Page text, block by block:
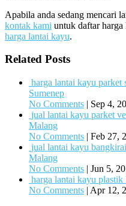
Apabila anda sedang mencari
kontak kami untuk daftar
harga lantai kayu.
Related Posts
harga lantai kayu
Sumenep
No Comments | Sep 4,
jual lantai kayu parket
Malang
No Comments | Feb 27,
jual lantai kayu
Malang
No Comments | Jun 5,
harga lantai kayu
No Comments | Apr 12,